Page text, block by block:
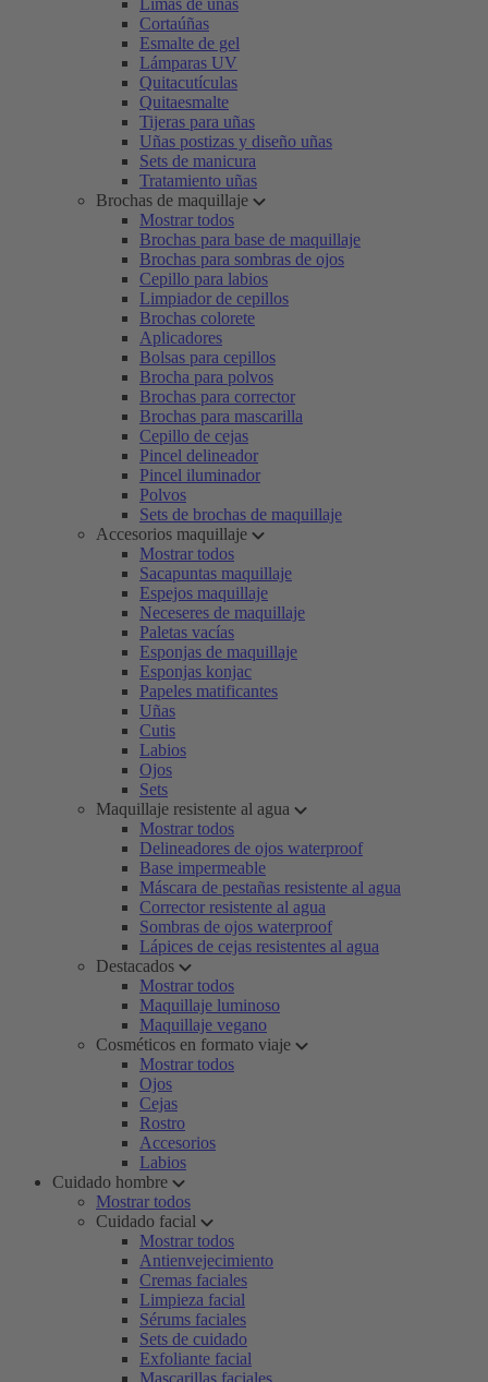
Limas de uñas
Cortaúñas
Esmalte de gel
Lámparas UV
Quitacutículas
Quitaesmalte
Tijeras para uñas
Uñas postizas y diseño uñas
Sets de manicura
Tratamiento uñas
Brochas de maquillaje
Mostrar todos
Brochas para base de maquillaje
Brochas para sombras de ojos
Cepillo para labios
Limpiador de cepillos
Brochas colorete
Aplicadores
Bolsas para cepillos
Brocha para polvos
Brochas para corrector
Brochas para mascarilla
Cepillo de cejas
Pincel delineador
Pincel iluminador
Polvos
Sets de brochas de maquillaje
Accesorios maquillaje
Mostrar todos
Sacapuntas maquillaje
Espejos maquillaje
Neceseres de maquillaje
Paletas vacías
Esponjas de maquillaje
Esponjas konjac
Papeles matificantes
Uñas
Cutis
Labios
Ojos
Sets
Maquillaje resistente al agua
Mostrar todos
Delineadores de ojos waterproof
Base impermeable
Máscara de pestañas resistente al agua
Corrector resistente al agua
Sombras de ojos waterproof
Lápices de cejas resistentes al agua
Destacados
Mostrar todos
Maquillaje luminoso
Maquillaje vegano
Cosméticos en formato viaje
Mostrar todos
Ojos
Cejas
Rostro
Accesorios
Labios
Cuidado hombre
Mostrar todos
Cuidado facial
Mostrar todos
Antienvejecimiento
Cremas faciales
Limpieza facial
Sérums faciales
Sets de cuidado
Exfoliante facial
Mascarillas faciales